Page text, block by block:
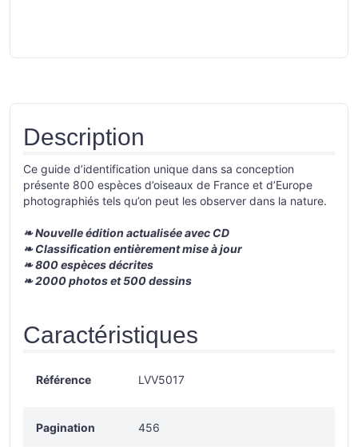
Description
Ce guide d’identification unique dans sa conception
présente 800 espèces d’oiseaux de France et d’Europe
photographiés tels qu’on peut les observer dans la nature.
❧ Nouvelle édition actualisée avec CD
❧ Classification entièrement mise à jour
❧ 800 espèces décrites
❧ 2000 photos et 500 dessins
Caractéristiques
Référence LVV5017
Pagination 456